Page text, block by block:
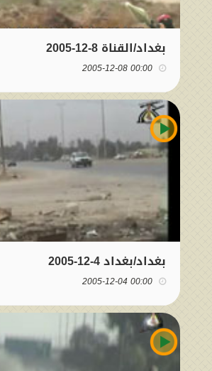
بغداد/القناة 8-12-2005
00:00 2005-12-08
بغداد/بغداد 4-12-2005
00:00 2005-12-04